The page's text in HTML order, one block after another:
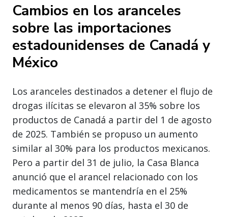
Cambios en los aranceles
sobre las importaciones
estadounidenses de Canadá y
México
Los aranceles destinados a detener el flujo de
drogas ilícitas se elevaron al 35% sobre los
productos de Canadá a partir del 1 de agosto
de 2025. También se propuso un aumento
similar al 30% para los productos mexicanos.
Pero a partir del 31 de julio, la Casa Blanca
anunció que el arancel relacionado con los
medicamentos se mantendría en el 25%
durante al menos 90 días, hasta el 30 de